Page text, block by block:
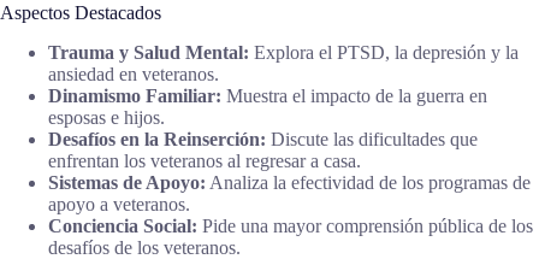
Aspectos Destacados
Trauma y Salud Mental: Explora el PTSD, la depresión y la
ansiedad en veteranos.
Dinamismo Familiar: Muestra el impacto de la guerra en
esposas e hijos.
Desafíos en la Reinserción: Discute las dificultades que
enfrentan los veteranos al regresar a casa.
Sistemas de Apoyo: Analiza la efectividad de los programas de
apoyo a veteranos.
Conciencia Social: Pide una mayor comprensión pública de los
desafíos de los veteranos.